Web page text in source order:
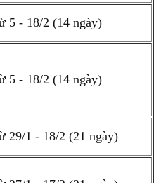
5 - 18/2 (14 ngày)
5 - 18/2 (14 ngày)
29/1 - 18/2 (21 ngày)